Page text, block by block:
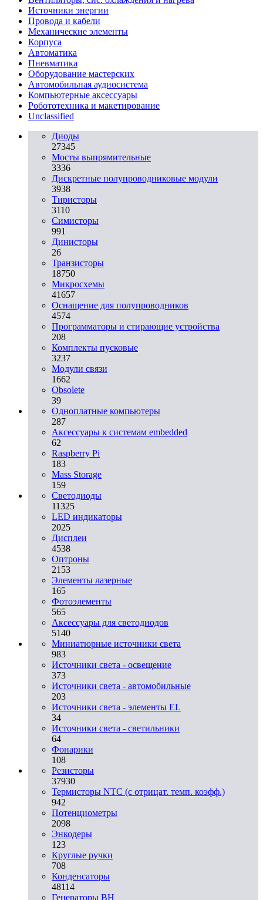
Источники энергии
Провода и кабели
Механические элементы
Корпуса
Автоматика
Пневматика
Оборудование мастерских
Автомобильная аудиосистема
Компьютерные аксессуары
Робототехника и макетирование
Unclassified
Диоды
27345
Мосты выпрямительные
3336
Дискретные полупроводниковые модули
3938
Тиристоры
3110
Симисторы
991
Динисторы
26
Транзисторы
18750
Микросхемы
41657
Оснащение для полупроводников
4574
Программаторы и стирающие устройства
208
Комплекты пусковые
3237
Модули связи
1662
Obsolete
39
Одноплатные компьютеры
287
Аксессуары к системам embedded
62
Raspberry Pi
183
Mass Storage
159
Светодиоды
11325
LED индикаторы
2025
Дисплеи
4538
Оптроны
2153
Элементы лазерные
165
Фотоэлементы
565
Аксессуары для светодиодов
5140
Миниатюрные источники света
983
Источники света - освещение
373
Источники света - автомобильные
203
Источники света - элементы EL
34
Источники света - светильники
64
Фонарики
108
Резисторы
37930
Термисторы NTC (с отрицат. темп. коэфф.)
942
Потенциометры
2098
Энкодеры
123
Круглые ручки
708
Конденсаторы
48114
Генераторы ВН